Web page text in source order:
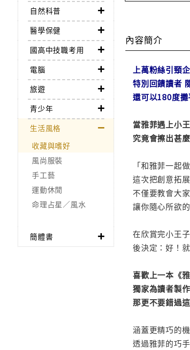
自然科普
醫學保健
國高中技職考用
電腦
旅遊
青少年
生活風格
收藏與嗜好
風尚服裝
手工藝
運動休閒
命理占星／風水
簡體書
內容簡介
上萬粉絲引頸
特別回饋讀者
還可以180度
當雅菲遇上小
究竟會擦出甚
「和雅菲一起
這次把創意拓
不僅要教會大
讓你隨心所欲
在欣賞完小王
後決定：好！
喜歡上一本《
獨家為讀者製
那更不要錯過
涵蓋更精巧的
透過雅菲的巧